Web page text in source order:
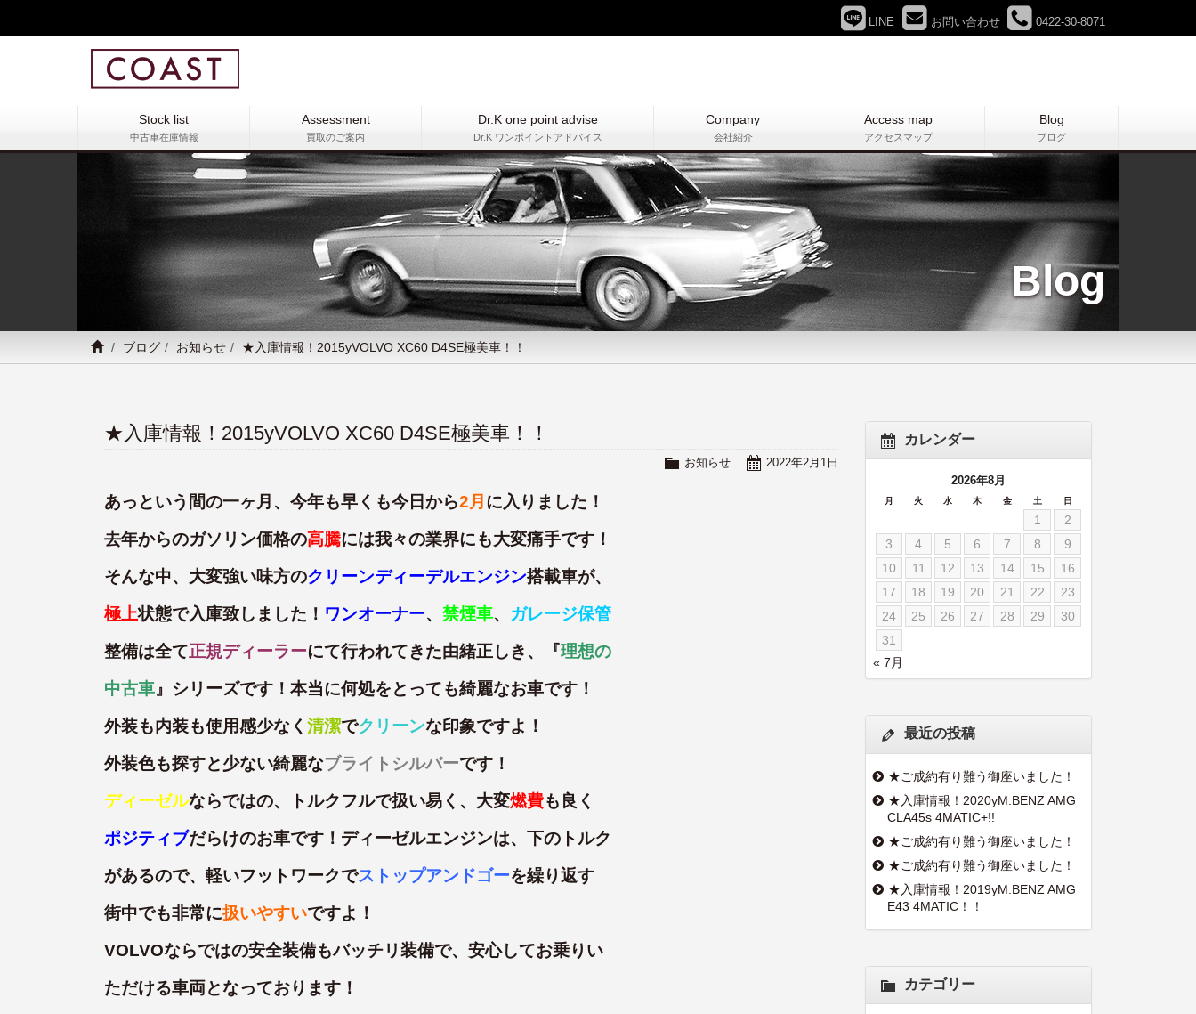
LINE お問い合わせ 0422-30-8071
Stock list
中古車在庫情報
Assessment
買取のご案内
Dr.K one point advise
Dr.K ワンポイントアドバイス
Company
会社紹介
Access map
アクセスマップ
Blog
ブログ
Blog
ブログ お知らせ ★入庫情報！2015yVOLVO XC60 D4SE極美車！！
★入庫情報！2015yVOLVO XC60 D4SE極美車！！
2022年2月1日
お知らせ
あっという間の一ヶ月、今年も早くも今日から2月 に入りました！
去年からのガソリン価格の高騰には我々の業界にも大変痛手です！
そんな中、大変強い味方のクリーンディーデルエンジン搭載車が、
極上状態で入庫致しました！ ワンオーナー、 禁煙車、 ガレージ保管
整備は全て正規ディーラーにて行われてきた由緒正しき、『理想の
中古車』シリーズです！本当に何処をとっても綺麗なお車です！
外装も内装も使用感少なく 清潔でクリーンな印象ですよ！
外装色も探すと少ない綺麗なブライトシルバーです！
ディーゼルならではの、トルクフルで扱い易く、大変燃費も良く
ポジティブだらけのお車です！ディーゼルエンジンは、下のトルク
があるので、軽いフットワークでストップアンドゴーを繰り返す
街中でも非常に扱いやすいですよ！
VOLVOならではの安全装備もバッチリ装備で、安心してお乗りい
ただける車両となっております！
カレンダー
2026年8月
月 火 水 木 金 土 日
1
2
3
4 5 6 7 8
9
10
11 12 13 14 15
16
17
18 19 20 21 22
23
24
25 26 27 28 29
30
31
« 7月
最近の投稿
★ご成約有り難う御座いました！
★入庫情報！2020yM.BENZ AMG
CLA45s 4MATIC+!!
★ご成約有り難う御座いました！
★ご成約有り難う御座いました！
★入庫情報！2019yM.BENZ AMG
E43 4MATIC！！
カテゴリー